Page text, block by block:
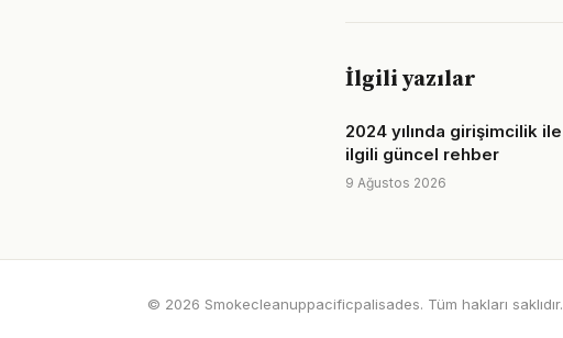
İlgili yazılar
2024 yılında girişimcilik ile
ilgili güncel rehber
9 Ağustos 2026
© 2026 Smokecleanuppacificpalisades. Tüm hakları saklıdır.